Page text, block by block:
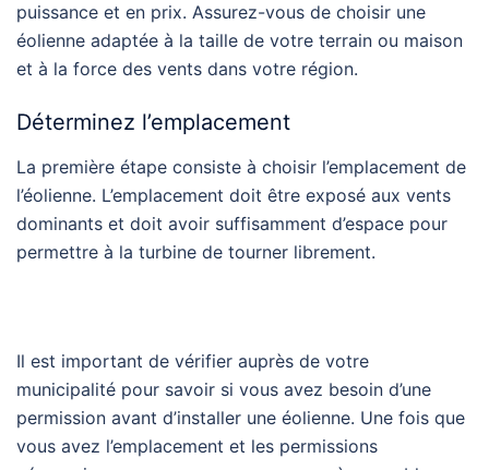
puissance et en prix. Assurez-vous de choisir une
éolienne adaptée à la taille de votre terrain ou maison
et à la force des vents dans votre région.
Déterminez l’emplacement
La première étape consiste à choisir l’emplacement de
l’éolienne. L’emplacement doit être exposé aux vents
dominants et doit avoir suffisamment d’espace pour
permettre à la turbine de tourner librement.
Il est important de vérifier auprès de votre
municipalité pour savoir si vous avez besoin d’une
permission avant d’installer une éolienne. Une fois que
vous avez l’emplacement et les permissions